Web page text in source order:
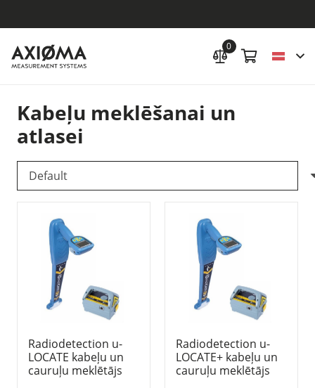
0
Kabeļu meklēšanai un
atlasei
Radiodetection u-
LOCATE kabeļu un
cauruļu meklētājs
Radiodetection u-
LOCATE+ kabeļu un
cauruļu meklētājs